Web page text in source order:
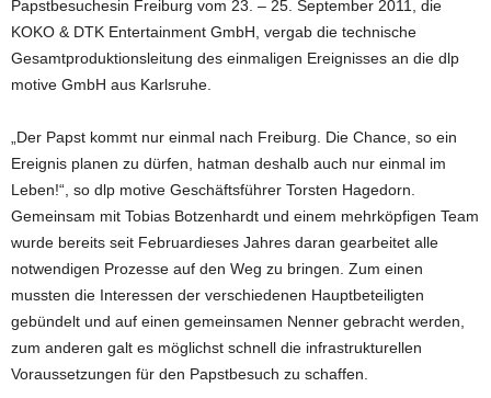
Papstbesuchesin Freiburg vom 23. – 25. September 2011, die
KOKO & DTK Entertainment GmbH, vergab die technische
Gesamtproduktionsleitung des einmaligen Ereignisses an die dlp
motive GmbH aus Karlsruhe.
„Der Papst kommt nur einmal nach Freiburg. Die Chance, so ein
Ereignis planen zu dürfen, hatman deshalb auch nur einmal im
Leben!“, so dlp motive Geschäftsführer Torsten Hagedorn.
Gemeinsam mit Tobias Botzenhardt und einem mehrköpfigen Team
wurde bereits seit Februardieses Jahres daran gearbeitet alle
notwendigen Prozesse auf den Weg zu bringen. Zum einen
mussten die Interessen der verschiedenen Hauptbeteiligten
gebündelt und auf einen gemeinsamen Nenner gebracht werden,
zum anderen galt es möglichst schnell die infrastrukturellen
Voraussetzungen für den Papstbesuch zu schaffen.